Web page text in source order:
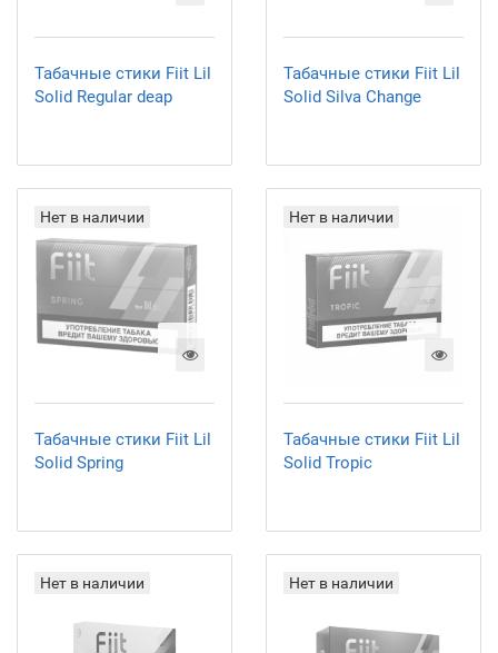
Табачные стики Fiit Lil
Solid Regular deap
Табачные стики Fiit Lil
Solid Silva Change
Нет в наличии
Табачные стики Fiit Lil
Solid Spring
Нет в наличии
Табачные стики Fiit Lil
Solid Tropic
Нет в наличии Нет в наличии